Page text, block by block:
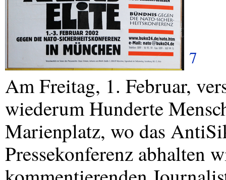
7
Am Freitag, 1. Februar,
wiederum Hunderte
Marienplatz, wo das
Pressekonferenz abhalten